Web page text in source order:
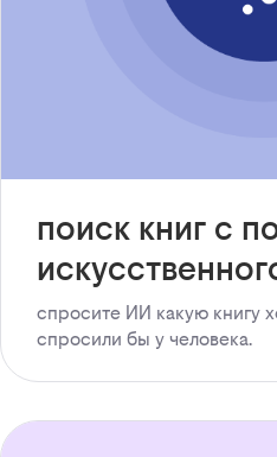
поиск книг с
спросите ИИ какую книгу
спросили бы у человека.